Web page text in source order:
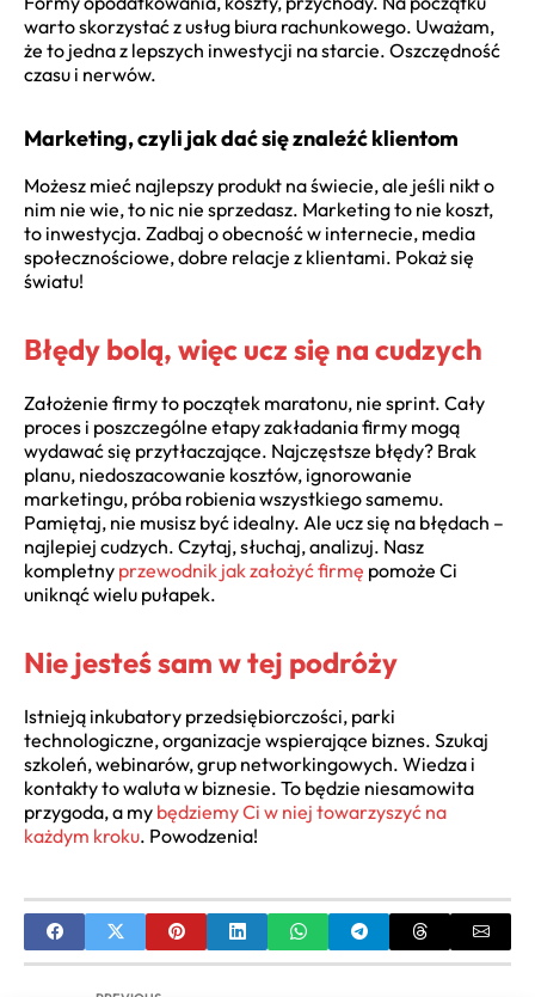
warto skorzystać z usług biura rachunkowego. Uważam,
że to jedna z lepszych inwestycji na starcie. Oszczędność
czasu i nerwów.
Marketing, czyli jak dać się znaleźć klientom
Możesz mieć najlepszy produkt na świecie, ale jeśli nikt o
nim nie wie, to nic nie sprzedasz. Marketing to nie koszt,
to inwestycja. Zadbaj o obecność w internecie, media
społecznościowe, dobre relacje z klientami. Pokaż się
światu!
Błędy bolą, więc ucz się na cudzych
Założenie firmy to początek maratonu, nie sprint. Cały
proces i poszczególne etapy zakładania firmy mogą
wydawać się przytłaczające. Najczęstsze błędy? Brak
planu, niedoszacowanie kosztów, ignorowanie
marketingu, próba robienia wszystkiego samemu.
Pamiętaj, nie musisz być idealny. Ale ucz się na błędach –
najlepiej cudzych. Czytaj, słuchaj, analizuj. Nasz
kompletny przewodnik jak założyć firmę pomoże Ci
uniknąć wielu pułapek.
Nie jesteś sam w tej podróży
Istnieją inkubatory przedsiębiorczości, parki
technologiczne, organizacje wspierające biznes. Szukaj
szkoleń, webinarów, grup networkingowych. Wiedza i
kontakty to waluta w biznesie. To będzie niesamowita
przygoda, a my będziemy Ci w niej towarzyszyć na
każdym kroku. Powodzenia!